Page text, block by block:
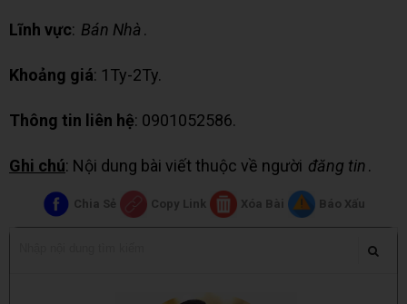
Lĩnh vực: Bán Nhà .
Khoảng giá: 1Ty-2Ty.
Thông tin liên hệ: 0901052586.
Ghi chú: Nội dung bài viết thuộc về người đăng tin.
Chia Sẻ Copy Link Xóa Bài Báo Xấu